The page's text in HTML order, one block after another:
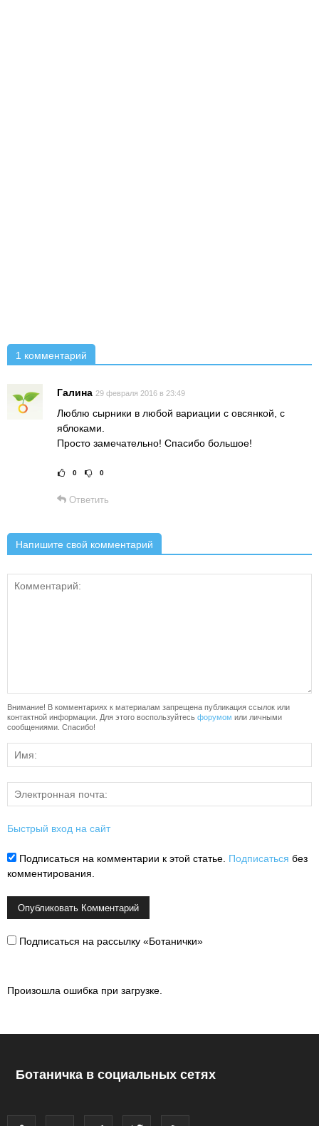
1 комментарий
Галина 29 февраля 2016 в 23:49
Люблю сырники в любой вариации с овсянкой, с
яблоками.
Просто замечательно! Спасибо большое!
Рейтинг статьи:
0 0
Ответить
Напишите свой комментарий
Внимание! В комментариях к материалам запрещена публикация ссылок или
контактной информации. Для этого воспользуйтесь форумом или личными
сообщениями. Спасибо!
Быстрый вход на сайт
Подписаться на комментарии к этой статье. Подписаться без
комментирования.
Подписаться на рассылку «Ботанички»
Произошла ошибка при загрузке.
Ботаничка в социальных сетях